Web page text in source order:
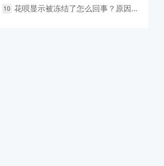
花呗显示被冻结了怎么回事？原因和应对措施盘点！